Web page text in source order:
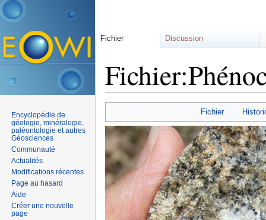
Fichier
Fichier Discussion
Encyclopédie de
géologie, minéralogie,
paléontologie et autres
Géosciences
Communauté
Actualités
Modifications récentes
Page au hasard
Aide
Créer une nouvelle
page